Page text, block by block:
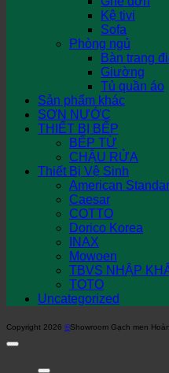
Kệ tivi
Sofa
Phòng ngủ
Bàn trang
Giường
Tủ quần áo
Sản phẩm khác
SƠN NƯỚC
THIẾT BỊ BẾP
BẾP TỪ
CHẬU RỬA
Thiết Bị Vệ Sinh
American
Caesar
COTTO
Dorico Korea
INAX
Mowoen
TBVS NHẬP
TOTO
Uncategorized
Copyright 2026 ©Showroom Gạch men